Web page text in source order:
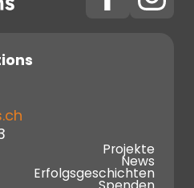
Projekte
News
Erfolgsgeschichten